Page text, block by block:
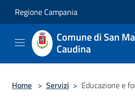
Regione Campania
Comune di San
Caudina
Home > Servizi > Educazione e